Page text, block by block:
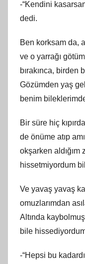
-“Kendini
dedi.
Ben korksam da,
ve o yarrağı
bırakınca, birden
Gözümden yaş
benim
Bir süre hiç
de önüme atıp
okşarken aldığım
hissetmiyordum
Ve yavaş yavaş
omuzlarımdan
Altında
bile
-“Hepsi bu